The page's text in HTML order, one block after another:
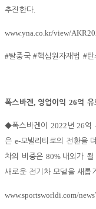
추진한다.
www.yna.co.kr/view/
#탈중국#핵심원자재법 #탄
폭스바겐, 영업이익 26억 유
◆폭스바겐이 2022 년26억
은 e-모빌리티로의 전환을
차의 비중은 80% 내외가 될
새로운 전기차 모델을 새롭
www.sportsworldi.com/